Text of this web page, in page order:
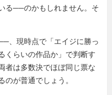
る──のかもしれません。そ
、現時点で「エイジに勝っ
くらいの作品か」で判断す
者は多数決でほぼ同じ票な
のが普通でしょう。